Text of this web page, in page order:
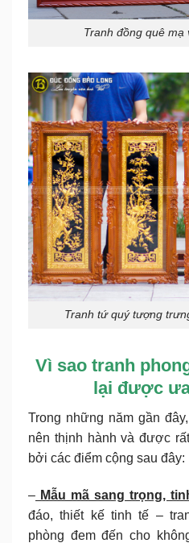
Tranh đồng quê mạ
Tranh tứ quý tượng
Vì sao tranh
lại được
Trong những năm gần
nên thịnh hành và được
bởi các điểm cộng sau đây:
– Mẫu mã sang trọng,
đáo, thiết kế tinh tế –
phòng đem đến cho